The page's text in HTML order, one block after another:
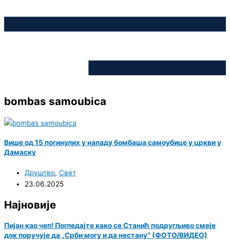
bombas samoubica
Више од 15 погинулих у нападу бомбаша самоубице у цркви у
Дамаску
Друштво, Свет
23.06.2025
Најновије
Пијан као чеп! Погледајте како се Станић подругљиво смеје
док поручује да „Срби могу и да нестану“ (ФОТО/ВИДЕО)